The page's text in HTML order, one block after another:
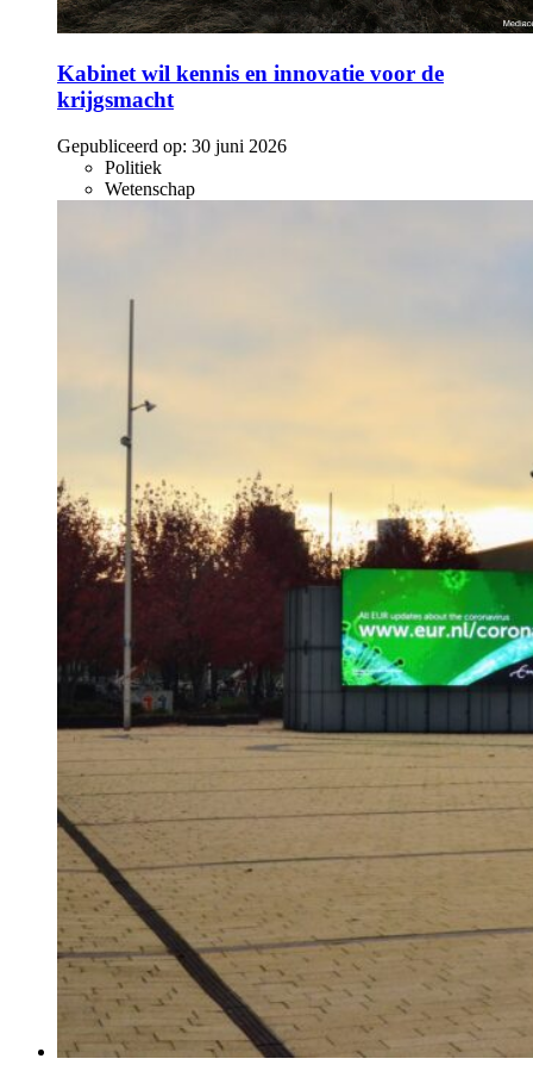
Kabinet wil kennis en innovatie voor de
krijgsmacht
Gepubliceerd op: 30 juni 2026
Politiek
Wetenschap